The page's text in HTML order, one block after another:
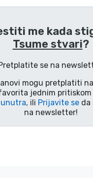
me kada
Tsume stvari?
se na
mogu pretplatiti
jednim pritiskom
, ili Prijavite se da
na newsletter!